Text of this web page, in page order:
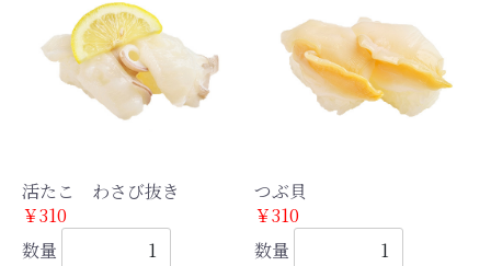
活たこ わさび抜き
￥310
数量
つぶ貝
￥310
数量